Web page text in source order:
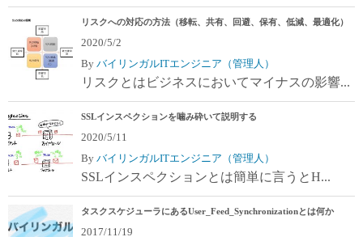
リスクへの対応の方法（移転、共有、回避、保有、低減、最適化）
2020/5/2
By バイリンガルITエンジニア（管理人）
リスクとはビジネスにおいてマイナスの影響...
SSLインスペクションを噛み砕いて説明する
2020/5/11
By バイリンガルITエンジニア（管理人）
SSLインスペクションとは簡単に言うとH...
タスクスケジューラにあるUser_Feed_Synchronizationとは何か
2017/11/19